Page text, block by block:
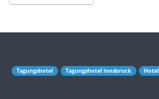
Tagungshotel Tagungshotel Innsbruck Hotel